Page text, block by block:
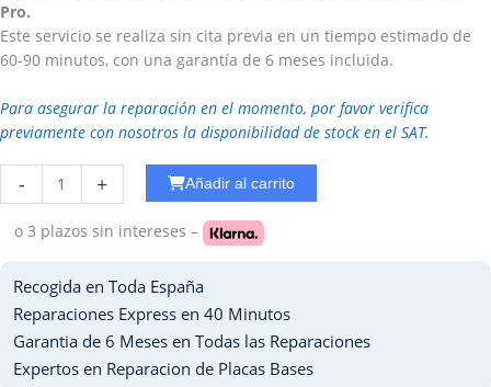
Pro.
Este servicio se realiza sin cita previa en un tiempo estimado de
60-90 minutos, con una garantía de 6 meses incluida.
Para asegurar la reparación en el momento, por favor verifica
previamente con nosotros la disponibilidad de stock en el SAT.
-
Cambiar
Sensor
Proximidad
Pro
Max
cantidad
+ Añadir al carrito
o 3 plazos sin intereses –
Recogida en Toda España
Reparaciones Express en 40 Minutos
Garantia de 6 Meses en Todas las Reparaciones
Expertos en Reparacion de Placas Bases